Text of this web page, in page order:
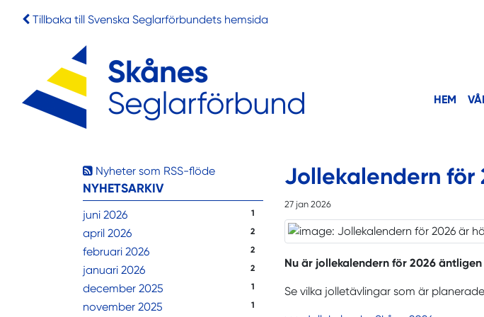
Tillbaka till Svenska Seglarförbundets hemsida
HEM
Nyheter som RSS-flöde
NYHETSARKIV
juni 2026 1
april 2026 2
februari 2026 2
januari 2026 2
december 2025 1
november 2025 1
Jollekalendern för
27 jan 2026
Nu är jollekalendern för 2026
Se vilka jolletävlingar som är